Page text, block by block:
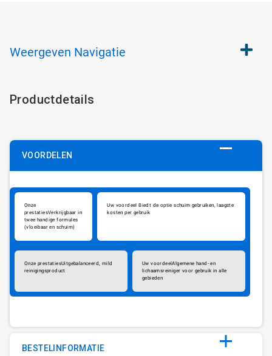
Weergeven Navigatie
Productdetails
VOORDELEN
Verkrijgbaar in
twee handige formules
(vloeibaar en schuim)
Biedt de optie schuim gebruiken, laagste
kosten per gebruik
Uitgebalanceerd, mild
reinigingsproduct
Algemene hand- en
lichaamsreiniger voor gebruik in alle
gebieden
BESTELINFORMATIE